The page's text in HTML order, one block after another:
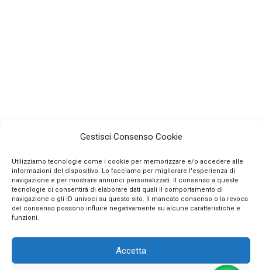
Gestisci Consenso Cookie
Utilizziamo tecnologie come i cookie per memorizzare e/o accedere alle
informazioni del dispositivo. Lo facciamo per migliorare l'esperienza di
navigazione e per mostrare annunci personalizzati. Il consenso a queste
tecnologie ci consentirà di elaborare dati quali il comportamento di
navigazione o gli ID univoci su questo sito. Il mancato consenso o la revoca
del consenso possono influire negativamente su alcune caratteristiche e
funzioni.
Accetta
INFO
SEGUICI SUI SOCIAL